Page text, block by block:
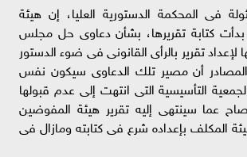
فى المحكمة الدستورية العليا، إن هيئة
كتابة تقريرها، بشأن دعاوى حل مجلس
لإعداد تقرير بالرأى القانونى فى ضوء الدستور
أن مصير تلك الدعاوى سيكون نفس
التأسيسية التى انتهت إلى عدم قبولها
عما سينتهى إليه تقرير هيئة المفوضين
المكلف بإعداده شرع فى كتابته ومازال فى